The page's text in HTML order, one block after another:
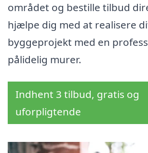
området og bestille tilbud
hjælpe dig med at realisere
byggeprojekt med en
pålidelig murer.
Indhent 3 tilbud, gratis og
uforpligtende